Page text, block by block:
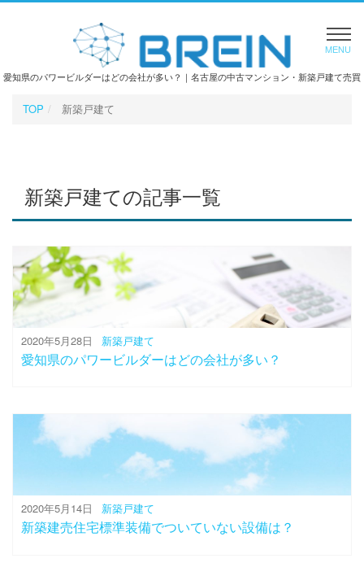
MENU
愛知県のパワービルダーはどの会社が多い？｜名古屋の中古マンション・新築戸建て売買
TOP 新築戸建て
新築戸建ての記事一覧
2020年5月28日 新築戸建て
愛知県のパワービルダーはどの会社が多い？
2020年5月14日 新築戸建て
新築建売住宅標準装備でついていない設備は？